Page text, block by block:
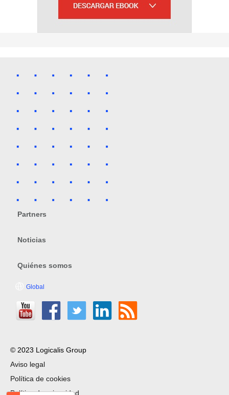
Partners
Noticias
Quiénes somos
Global
© 2023 Logicalis Group
Aviso legal
Política de cookies
Política de privacidad